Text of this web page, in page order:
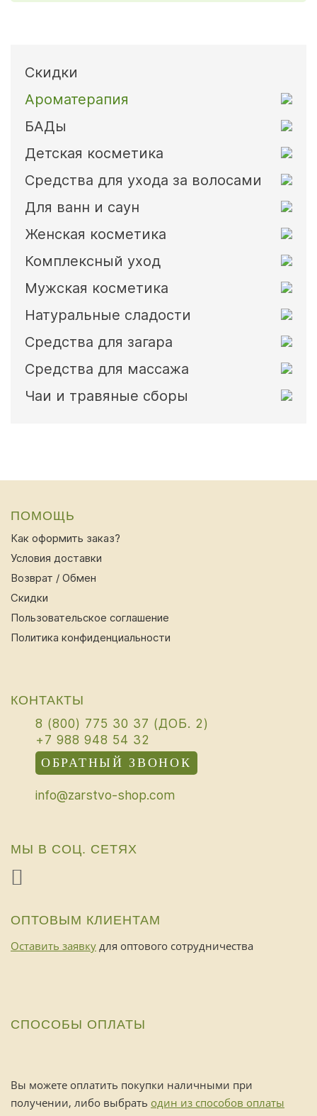
Скидки
Ароматерапия
БАДы
Детская косметика
Средства для ухода за волосами
Для ванн и саун
Женская косметика
Комплексный уход
Мужская косметика
Натуральные сладости
Средства для загара
Средства для массажа
Чаи и травяные сборы
ПОМОЩЬ
Как оформить заказ?
Условия доставки
Возврат / Обмен
Скидки
Пользовательское соглашение
Политика конфиденциальности
КОНТАКТЫ
8 (800) 775 30 37 (ДОБ. 2)
+7 988 948 54 32
ОБРАТНЫЙ ЗВОНОК
info@zarstvo-shop.com
МЫ В СОЦ. СЕТЯХ
ОПТОВЫМ КЛИЕНТАМ
Оставить заявку для оптового сотрудничества
СПОСОБЫ ОПЛАТЫ
Вы можете оплатить покупки наличными при
получении, либо выбрать один из способов оплаты